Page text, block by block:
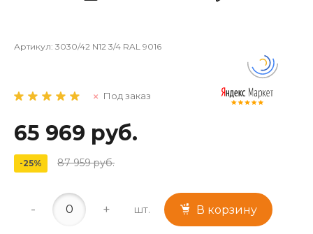
Артикул: 3030/42 N12 3/4 RAL 9016
Под заказ
65 969 руб.
-25% 87 959 руб.
- + шт. В корзину